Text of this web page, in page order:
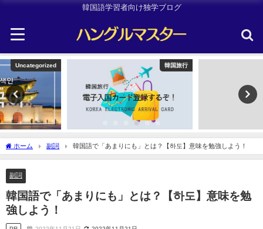
韓国語学習者向け独学ブログ
韓国旅行
ホーム 副詞 韓国語で「あまりにも」とは？【하도】意味を勉強しよう！
副詞
韓国語で「あまりにも」とは？【하도】意味を勉
強しよう！